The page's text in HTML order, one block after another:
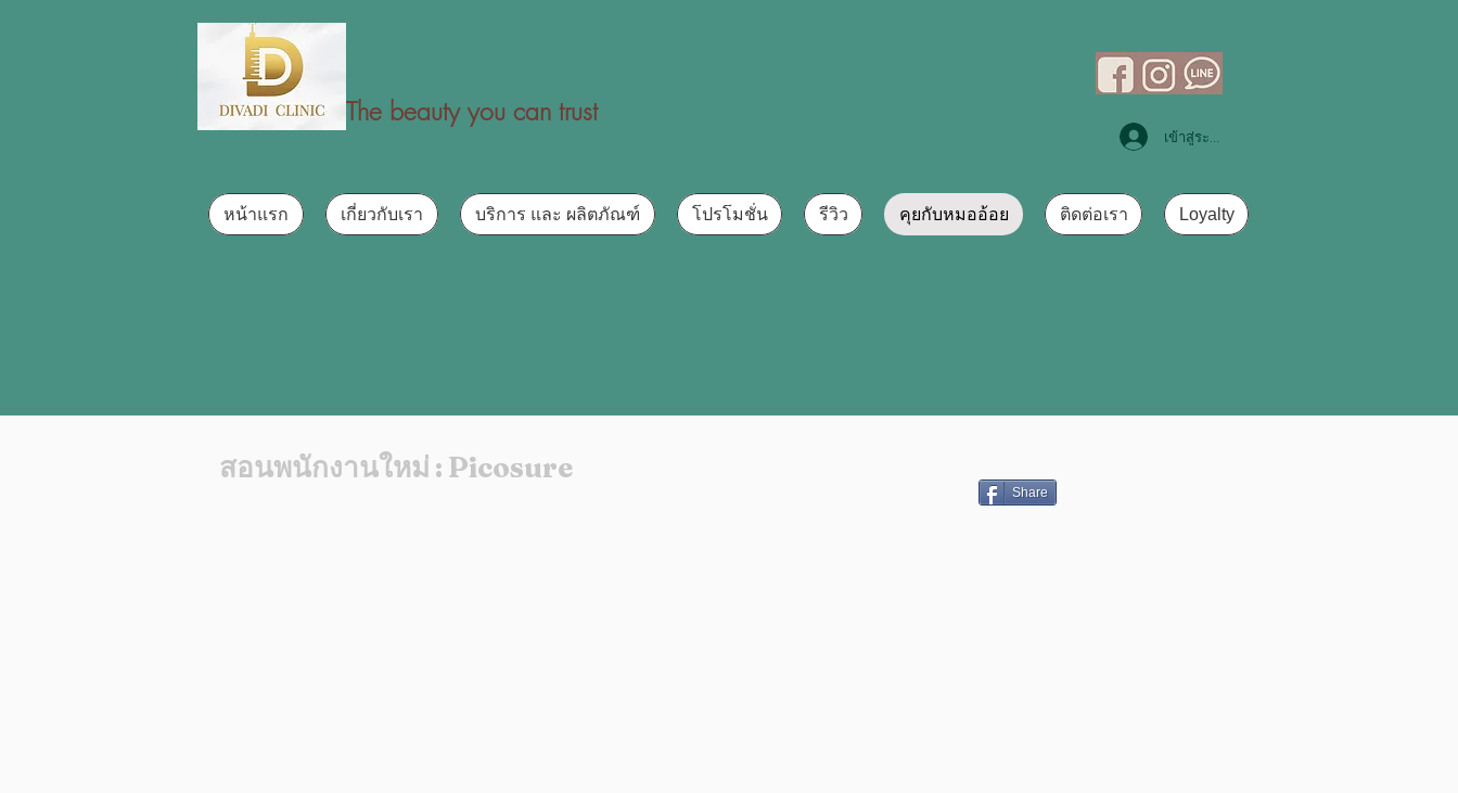
The beauty you can trust
เข้าสู่ระบบ
หน้าแรก เกี่ยวกับเรา บริการ และ ผลิตภัณฑ์ โปรโมชั่น รีวิว คุยกับหมออ้อย ติดต่อเรา Loyalty
สอนพนักงานใหม่ : Picosure
Share